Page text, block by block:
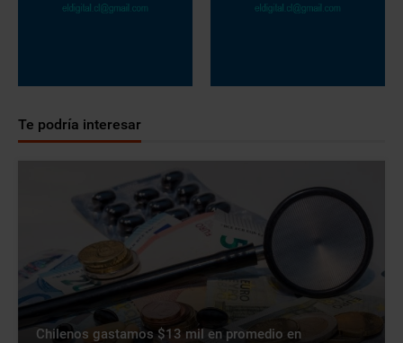
Te podría interesar
Chilenos gastamos $13 mil en promedio en